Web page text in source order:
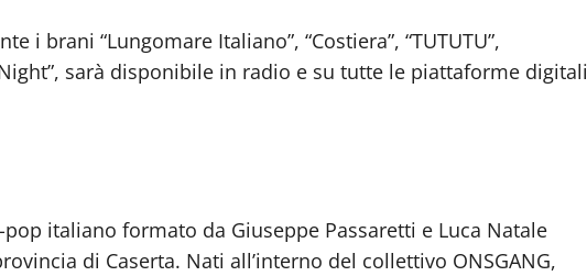
i brani “Lungomare Italiano”, “Costiera”, “TUTUTU”,
Night”, sarà disponibile in radio e su tutte le piattaforme digitali
italiano formato da Giuseppe Passaretti e Luca Natale
di Caserta. Nati all’interno del collettivo ONSGANG,